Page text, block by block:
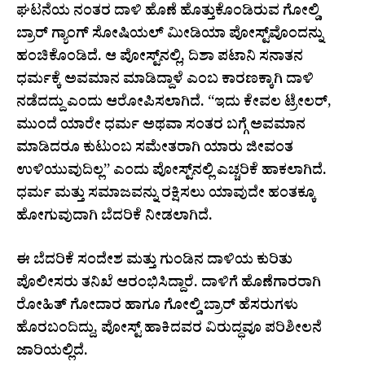
ಘಟನೆಯ ನಂತರ ದಾಳಿ ಹೊಣೆ ಹೊತ್ತುಕೊಂಡಿರುವ ಗೋಲ್ಡಿ
ಬ್ರಾರ್‌ ಗ್ಯಾಂಗ್‌ ಸೋಷಿಯಲ್‌ ಮೀಡಿಯಾ ಪೋಸ್ಟ್‌ವೊಂದನ್ನು
ಹಂಚಿಕೊಂಡಿದೆ. ಆ ಪೋಸ್ಟ್‌ನಲ್ಲಿ, ದಿಶಾ ಪಟಾನಿ ಸನಾತನ
ಧರ್ಮಕ್ಕೆ ಅವಮಾನ ಮಾಡಿದ್ದಾಳೆ ಎಂಬ ಕಾರಣಕ್ಕಾಗಿ ದಾಳಿ
ನಡೆದದ್ದು ಎಂದು ಆರೋಪಿಸಲಾಗಿದೆ. “ಇದು ಕೇವಲ ಟ್ರೇಲರ್,
ಮುಂದೆ ಯಾರೇ ಧರ್ಮ ಅಥವಾ ಸಂತರ ಬಗ್ಗೆ ಅವಮಾನ
ಮಾಡಿದರೂ ಕುಟುಂಬ ಸಮೇತರಾಗಿ ಯಾರು ಜೀವಂತ
ಉಳಿಯುವುದಿಲ್ಲ” ಎಂದು ಪೋಸ್ಟ್‌ನಲ್ಲಿ ಎಚ್ಚರಿಕೆ ಹಾಕಲಾಗಿದೆ.
ಧರ್ಮ ಮತ್ತು ಸಮಾಜವನ್ನು ರಕ್ಷಿಸಲು ಯಾವುದೇ ಹಂತಕ್ಕೂ
ಹೋಗುವುದಾಗಿ ಬೆದರಿಕೆ ನೀಡಲಾಗಿದೆ.
ಈ ಬೆದರಿಕೆ ಸಂದೇಶ ಮತ್ತು ಗುಂಡಿನ ದಾಳಿಯ ಕುರಿತು
ಪೊಲೀಸರು ತನಿಖೆ ಆರಂಭಿಸಿದ್ದಾರೆ. ದಾಳಿಗೆ ಹೊಣೆಗಾರರಾಗಿ
ರೋಹಿತ್ ಗೋದಾರ ಹಾಗೂ ಗೋಲ್ಡಿ ಬ್ರಾರ್‌ ಹೆಸರುಗಳು
ಹೊರಬಂದಿದ್ದು, ಪೋಸ್ಟ್ ಹಾಕಿದವರ ವಿರುದ್ಧವೂ ಪರಿಶೀಲನೆ
ಜಾರಿಯಲ್ಲಿದೆ.